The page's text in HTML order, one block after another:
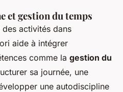
et gestion du temps
des activités dans
aide à intégrer
comme la gestion du
sa journée, une
une autodiscipline